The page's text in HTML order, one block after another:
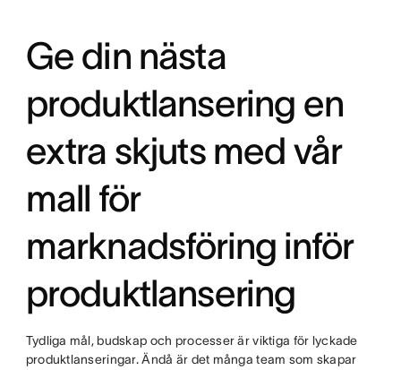
Ge din nästa
produktlansering en
extra skjuts med vår
mall för
marknadsföring inför
produktlansering
Tydliga mål, budskap och processer är viktiga för lyckade
produktlanseringar. Ändå är det många team som skapar